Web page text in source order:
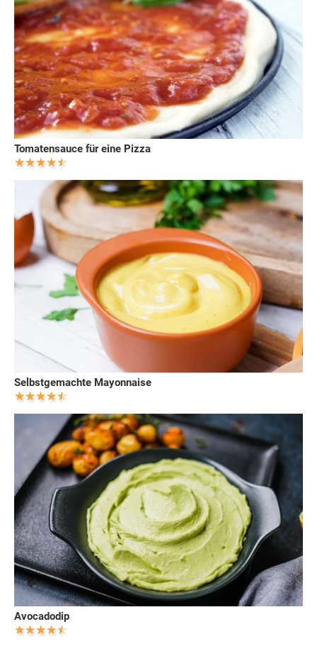
Tomatensauce für eine Pizza
Selbstgemachte Mayonnaise
Avocadodip